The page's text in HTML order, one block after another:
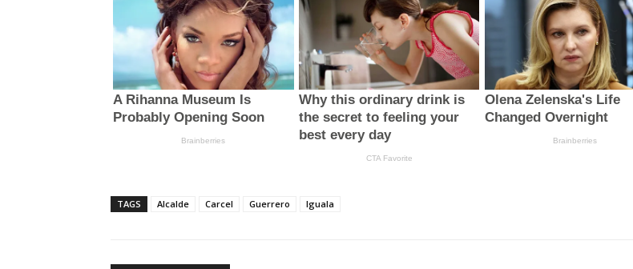
TAGS Alcalde Carcel Guerrero Iguala